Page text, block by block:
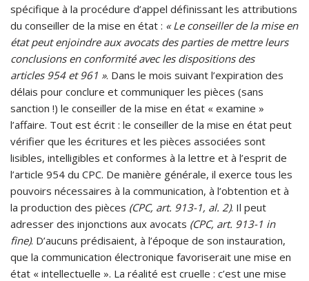
spécifique à la procédure d’appel définissant les attributions
du conseiller de la mise en état : « Le conseiller de la mise en
état peut enjoindre aux avocats des parties de mettre leurs
conclusions en conformité avec les dispositions des
articles 954 et 961 ». Dans le mois suivant l’expiration des
délais pour conclure et communiquer les pièces (sans
sanction !) le conseiller de la mise en état « examine »
l’affaire. Tout est écrit : le conseiller de la mise en état peut
vérifier que les écritures et les pièces associées sont
lisibles, intelligibles et conformes à la lettre et à l’esprit de
l’article 954 du CPC. De manière générale, il exerce tous les
pouvoirs nécessaires à la communication, à l’obtention et à
la production des pièces (CPC, art. 913-1, al. 2). Il peut
adresser des injonctions aux avocats (CPC, art. 913-1 in
fine). D’aucuns prédisaient, à l’époque de son instauration,
que la communication électronique favoriserait une mise en
état « intellectuelle ». La réalité est cruelle : c’est une mise